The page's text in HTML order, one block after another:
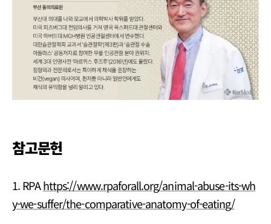
참고문헌
1. RPAhttps://www.rpaforall.org/animal-abuse-its-wh
y-we-suffer/the-comparative-anatomy-of-eating/